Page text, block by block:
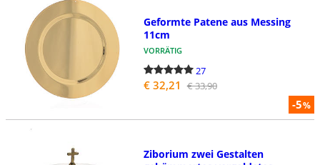
-5%
Geformte Patene aus Messing
11cm
VORRÄTIG
27
€ 32,21 € 33,90
Ziborium zwei Gestalten